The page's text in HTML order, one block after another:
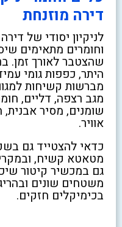
דירה מוזנחת
לניקיון יסודי של
וחומרים מתאימים
שהצטבר לאורך זמן.
היתר, כפפות גומי
מברשות קשיחות
מגב רצפה, דליים,
שומנים, מסיר אבנית,
אוויר.
כדאי להצטייד גם
מטאטא קשיח,
גם במכשיר קיטור
משטחים שונים
בכימיקלים חזקים.